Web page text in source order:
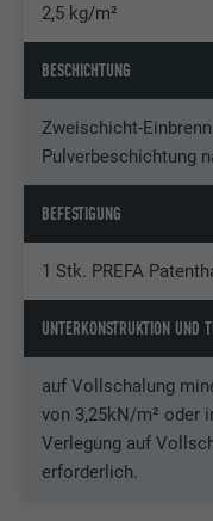
2,5 kg/m²
BESCHICHTUNG
Zweischicht-
Pulverbeschichtung
BEFESTIGUNG
1 Stk. PREFA
UNTERKONSTRUKTION UND
auf Vollschalung
von 3,25kN/m² oder
Verlegung auf
erforderlich.